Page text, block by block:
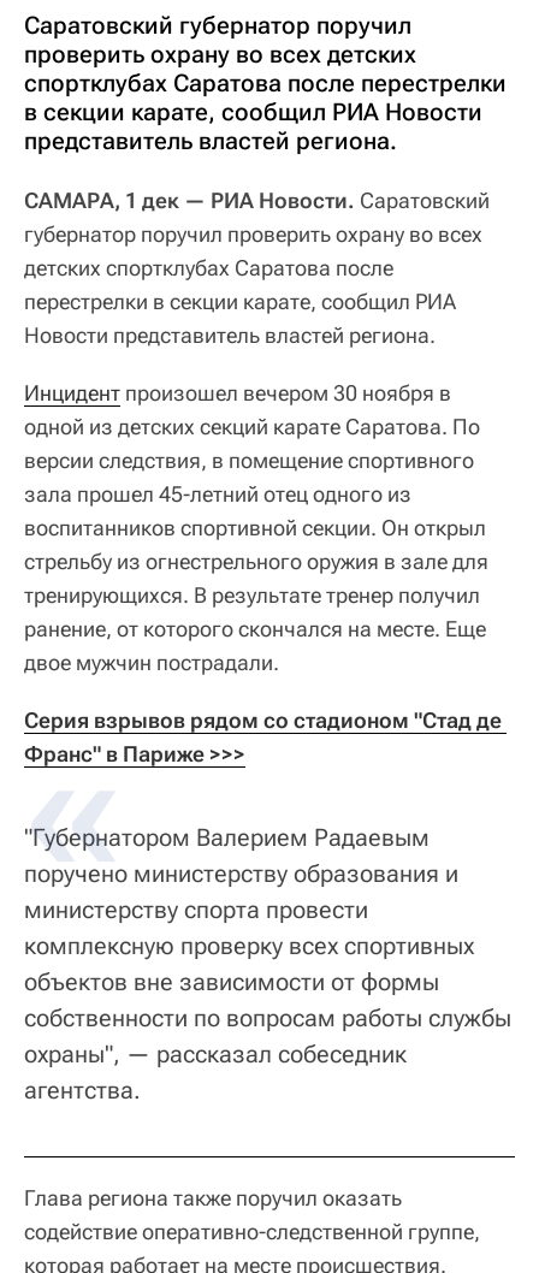
Саратовский губернатор поручил
проверить охрану во всех детских
спортклубах Саратова после перестрелки
в секции карате, сообщил РИА Новости
представитель властей региона.
САМАРА, 1 дек — РИА Новости. Саратовский
губернатор поручил проверить охрану во всех
детских спортклубах Саратова после
перестрелки в секции карате, сообщил РИА
Новости представитель властей региона.
Инцидент произошел вечером 30 ноября в
одной из детских секций карате Саратова. По
версии следствия, в помещение спортивного
зала прошел 45-летний отец одного из
воспитанников спортивной секции. Он открыл
стрельбу из огнестрельного оружия в зале для
тренирующихся. В результате тренер получил
ранение, от которого скончался на месте. Еще
двое мужчин пострадали.
Серия взрывов рядом со стадионом "Стад де
Франс" в Париже >>>
"Губернатором Валерием Радаевым
поручено министерству образования и
министерству спорта провести
комплексную проверку всех спортивных
объектов вне зависимости от формы
собственности по вопросам работы службы
охраны", — рассказал собеседник
агентства.
Глава региона также поручил оказать
содействие оперативно-следственной группе,
которая работает на месте происшествия.